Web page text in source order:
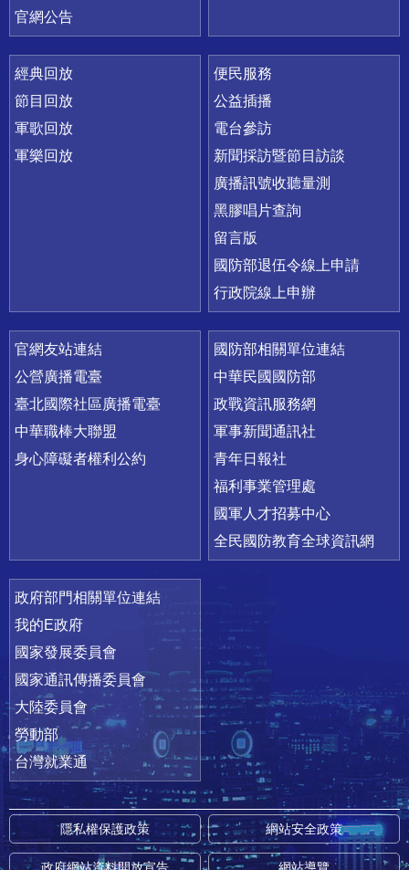
官網公告
經典回放
節目回放
軍歌回放
軍樂回放
便民服務
公益插播
電台參訪
新聞採訪暨節目訪談
廣播訊號收聽量測
黑膠唱片查詢
留言版
國防部退伍令線上申請
行政院線上申辦
官網友站連結
公營廣播電臺
臺北國際社區廣播電臺
中華職棒大聯盟
身心障礙者權利公約
國防部相關單位連結
中華民國國防部
政戰資訊服務網
軍事新聞通訊社
青年日報社
福利事業管理處
國軍人才招募中心
全民國防教育全球資訊網
政府部門相關單位連結
我的E政府
國家發展委員會
國家通訊傳播委員會
大陸委員會
勞動部
台灣就業通
隱私權保護政策 網站安全政策